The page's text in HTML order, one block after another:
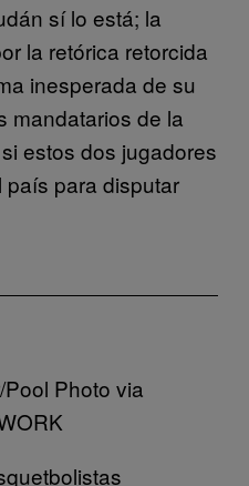
sí lo está; la
la retórica retorcida
inesperada de su
mandatarios de la
estos dos jugadores
para disputar
Photo via